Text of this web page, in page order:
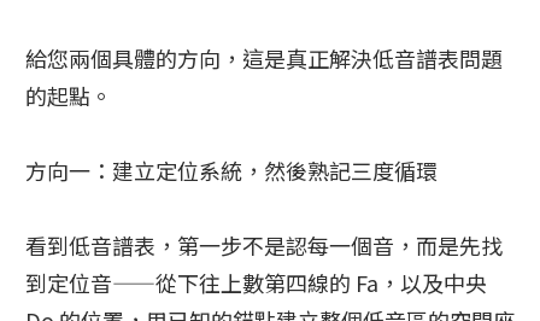
給您兩個具體的方向，這是真正解決低音譜表問題
的起點。
方向一：建立定位系統，然後熟記三度循環
看到低音譜表，第一步不是認每一個音，而是先找
到定位音——從下往上數第四線的 Fa，以及中央